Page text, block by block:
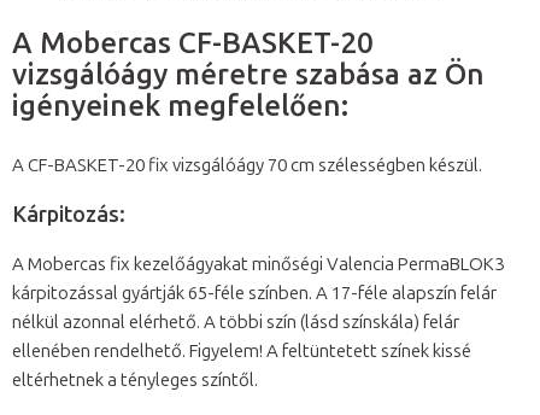
A Mobercas CF-BASKET-20
vizsgálóágy méretre szabása az Ön
igényeinek megfelelően:
A CF-BASKET-20 fix vizsgálóágy 70 cm szélességben készül.
Kárpitozás:
A Mobercas fix kezelőágyakat minőségi Valencia PermaBLOK3
kárpitozással gyártják 65-féle színben. A 17-féle alapszín felár
nélkül azonnal elérhető. A többi szín (lásd színskála) felár
ellenében rendelhető. Figyelem! A feltüntetett színek kissé
eltérhetnek a tényleges színtől.